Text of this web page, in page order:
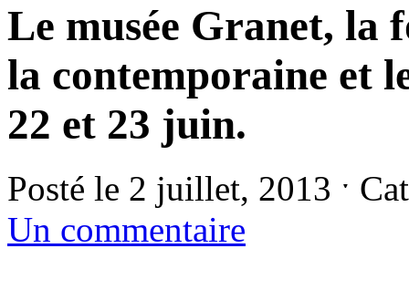
Le musée Granet, la
la contemporaine et
22 et 23 juin.
Posté le 2 juillet, 2013 ˑ
Un commentaire